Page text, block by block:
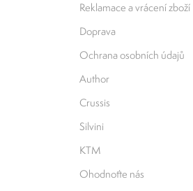
Reklamace a vrácení zboží
Doprava
Ochrana osobních údajů
Author
Crussis
Silvini
KTM
Ohodnoťte nás